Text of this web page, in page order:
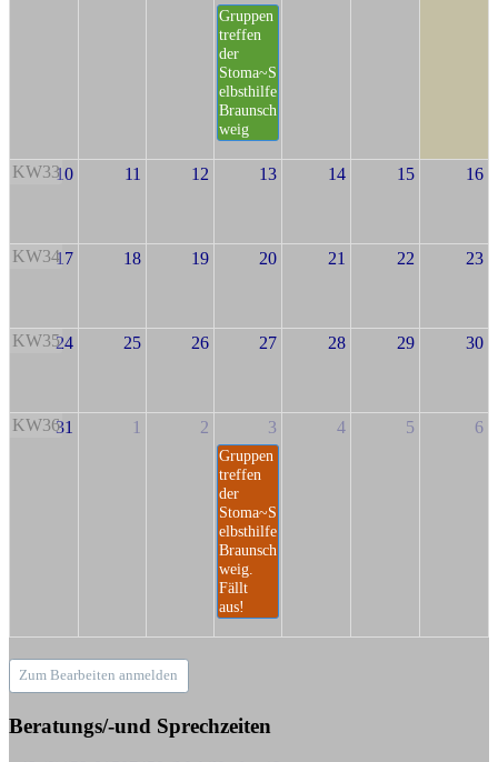
Gruppen
treffen
der
Stoma~S
elbsthilfe
Braunsch
weig
KW3310 11 12 13 14 15 16
KW3417 18 19 20 21 22 23
KW3524 25 26 27 28 29 30
KW3631 1 2 3
Gruppen
treffen
der
Stoma~S
elbsthilfe
Braunsch
weig.
Fällt
aus!
4 5 6
Zum Bearbeiten anmelden
Beratungs/-und Sprechzeiten